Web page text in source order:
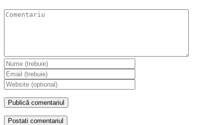
Postati comentariul